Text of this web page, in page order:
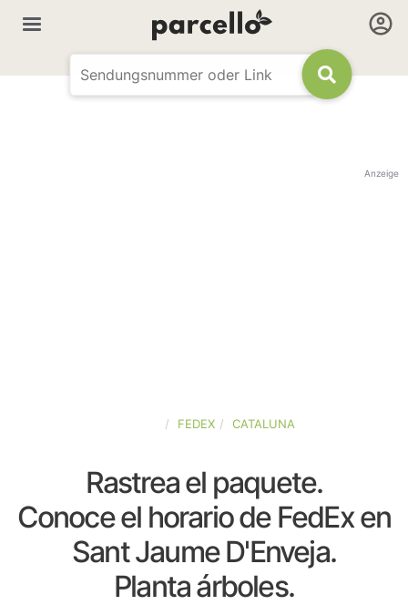
Anzeige
FEDEX CATALUNA
Rastrea el paquete.
Conoce el horario de FedEx en
Sant Jaume D'Enveja.
Planta árboles.